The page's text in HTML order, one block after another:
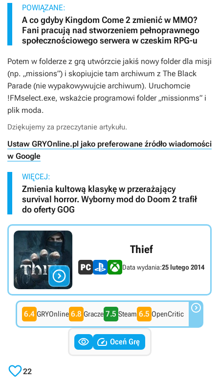
POWIĄZANE:
A co gdyby Kingdom Come 2 zmienić w MMO?
Fani pracują nad stworzeniem pełnoprawnego
społecznościowego serwera w czeskim RPG-u
Potem w folderze z grą utwórzcie jakiś nowy folder dla misji
(np. „missions”) i skopiujcie tam archiwum z The Black
Parade (nie wypakowywujcie archiwum). Uruchomcie
!FMselect.exe, wskażcie programowi folder „missionms” i
plik moda.
Dziękujemy za przeczytanie artykułu.
Ustaw GRYOnline.pl jako preferowane źródło wiadomości
w Google
WIĘCEJ:
Zmienia kultową klasykę w przerażający
survival horror. Wyborny mod do Doom 2 trafił
do oferty GOG

Thief
Data wydania:25 lutego 2014
6.4 GRYOnline 6.8 Gracze 7.5 Steam 6.5 OpenCritic 
  Oceń Grę
22